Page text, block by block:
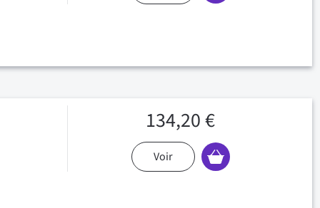
134,20 €
Voir